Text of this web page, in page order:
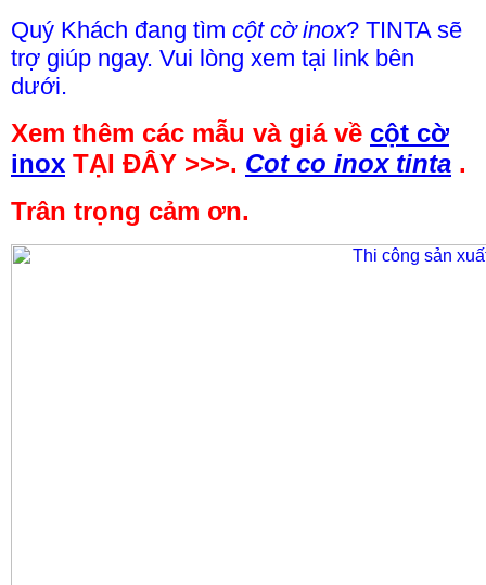
Quý Khách đang tìm cột cờ inox? TINTA sẽ
trợ giúp ngay. Vui lòng xem tại link bên
dưới.
Xem thêm các mẫu và giá về cột cờ
inox TẠI ĐÂY >>>. Cot co inox tinta .
Trân trọng cảm ơn.